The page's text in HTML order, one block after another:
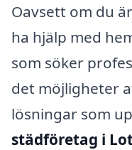
Oavsett om du
ha hjälp med
som söker
det möjligheter
lösningar som
städföretag i